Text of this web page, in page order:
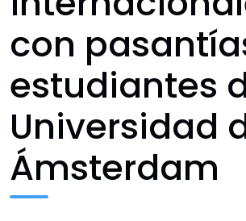
con
estudiantes
Universidad
Ámsterdam